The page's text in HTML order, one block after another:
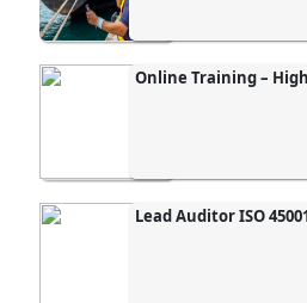
Online Training –
Lead Auditor ISO